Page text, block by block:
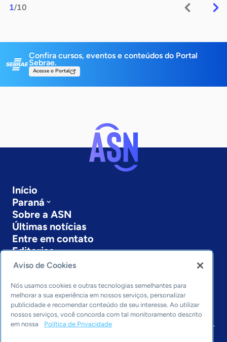
1/10
Confira cursos, eventos e conteúdos do Portal
Sebrae.
Acesse o Portal
Início
Paraná
Sobre a ASN
Últimas notícias
Entre em contato
Editorias
Economia & Política
Inovação & Tecnologia
Cultura empreendedora
Dados
Arquivo
Aviso de Cookies
Nós usamos cookies e outras tecnologias semelhantes para
melhorar a sua experiência em nossos serviços, personalizar
publicidade e recomendar conteúdo de seu interesse. Ao utilizar
nossos serviços, você concorda com tal monitoramento descrito
em nossa
Política de Privacidade